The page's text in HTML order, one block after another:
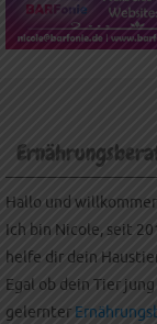
Hallo und
Ich bin Nicole, seit
helfe dir dein
Egal ob dein Tier
gelernter